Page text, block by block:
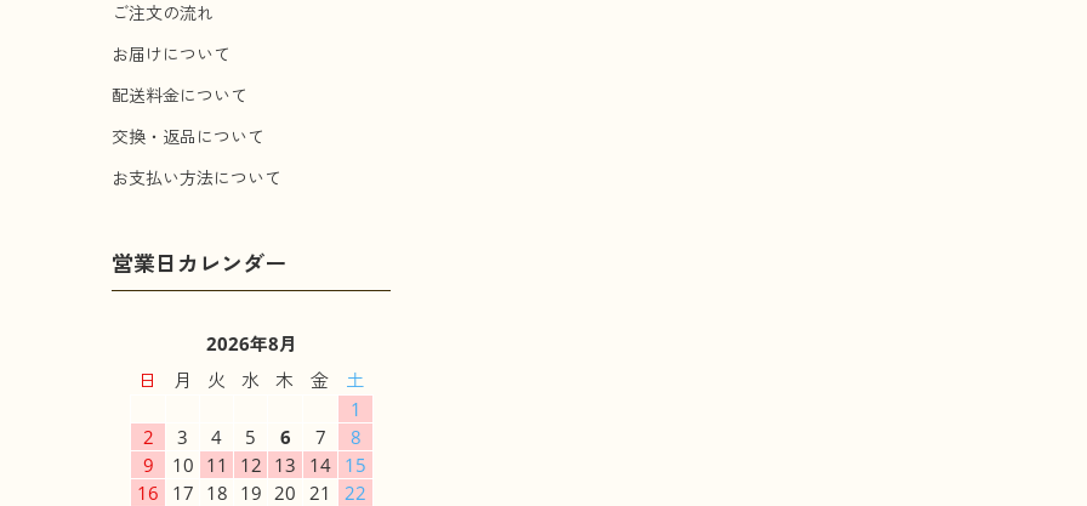
ご注文の流れ
お届けについて
配送料金について
交換・返品について
お支払い方法について
2026年8月
日
月 火 水 木 金
土
1
2
3 4 5 6 7
8
9
10 11 12 13 14 15
16
17 18 19 20 21
22